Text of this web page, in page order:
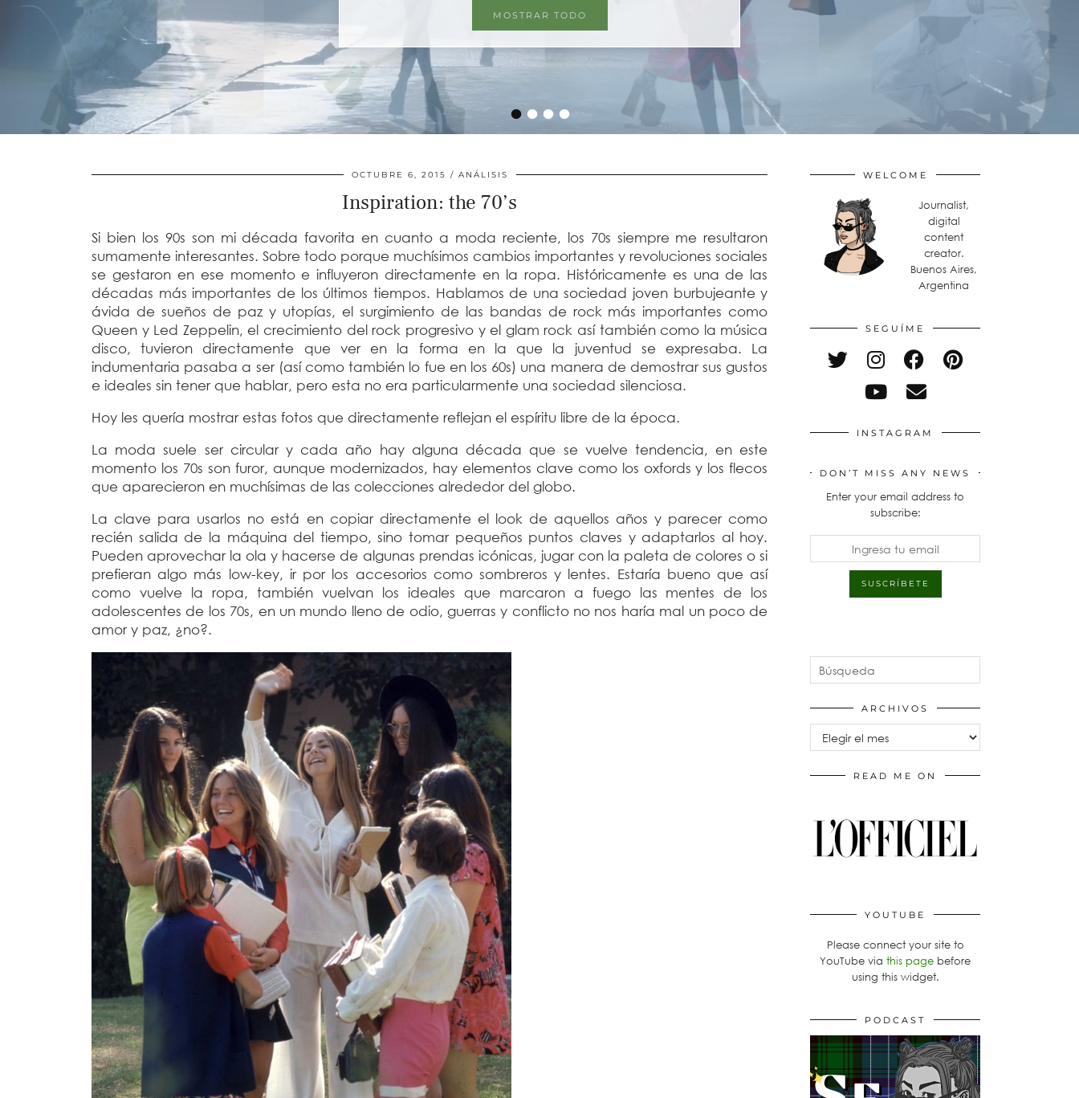
••••
MOSTRAR TODO
OCTUBRE 6, 2015 ANÁLISIS
Inspiration: the 70’s
Si bien los 90s son mi década favorita en cuanto a moda reciente, los 70s siempre me resultaron
sumamente interesantes. Sobre todo porque muchísimos cambios importantes y revoluciones sociales
se gestaron en ese momento e influyeron directamente en la ropa. Históricamente es una de las
décadas más importantes de los últimos tiempos. Hablamos de una sociedad joven burbujeante y
ávida de sueños de paz y utopías, el surgimiento de las bandas de rock más importantes como
Queen y Led Zeppelin, el crecimiento del rock progresivo y el glam rock así también como la música
disco, tuvieron directamente que ver en la forma en la que la juventud se expresaba. La
indumentaria pasaba a ser (así como también lo fue en los 60s) una manera de demostrar sus gustos
e ideales sin tener que hablar, pero esta no era particularmente una sociedad silenciosa.
Hoy les quería mostrar estas fotos que directamente reflejan el espíritu libre de la época.
La moda suele ser circular y cada año hay alguna década que se vuelve tendencia, en este
momento los 70s son furor, aunque modernizados, hay elementos clave como los oxfords y los flecos
que aparecieron en muchísimas de las colecciones alrededor del globo.
La clave para usarlos no está en copiar directamente el look de aquellos años y parecer como
recién salida de la máquina del tiempo, sino tomar pequeños puntos claves y adaptarlos al hoy.
Pueden aprovechar la ola y hacerse de algunas prendas icónicas, jugar con la paleta de colores o si
prefieran algo más low-key, ir por los accesorios como sombreros y lentes. Estaría bueno que así
como vuelve la ropa, también vuelvan los ideales que marcaron a fuego las mentes de los
adolescentes de los 70s, en un mundo lleno de odio, guerras y conflicto no nos haría mal un poco de
amor y paz, ¿no?.
WELCOME
Journalist,
digital
content
creator.
Buenos Aires,
Argentina
SEGUÍME
INSTAGRAM
DON’T MISS ANY NEWS
Enter your email address to
subscribe:
ARCHIVOS
Archivos
READ ME ON
YOUTUBE
Please connect your site to
YouTube viathis page before
using this widget.
PODCAST